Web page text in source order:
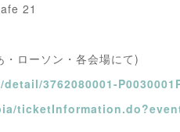
21
ローソン・各会場にて)
3762080001-